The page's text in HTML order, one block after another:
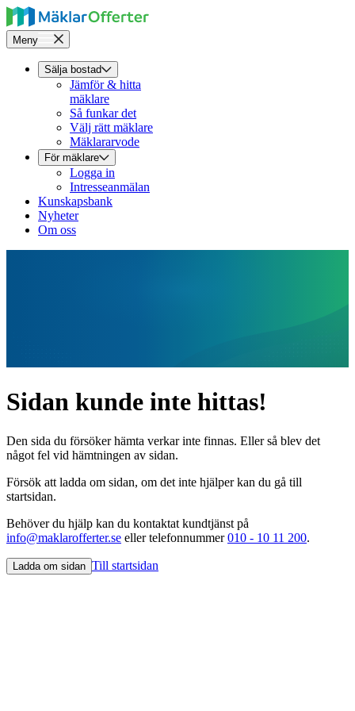
Meny
Sälja bostad
Jämför & hitta
mäklare
Så funkar det
Välj rätt mäklare
Mäklararvode
För mäklare
Logga in
Intresseanmälan
Kunskapsbank
Nyheter
Om oss
Sidan kunde inte hittas!
Den sida du försöker hämta verkar inte finnas. Eller så blev det
något fel vid hämtningen av sidan.
Försök att ladda om sidan, om det inte hjälper kan du gå till
startsidan.
Behöver du hjälp kan du kontaktat kundtjänst på
info@maklarofferter.se eller telefonnummer010 - 10 11 200.
Ladda om sidan Till startsidan